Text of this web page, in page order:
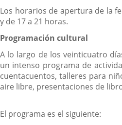
Los horarios de apertura de la
y de 17 a 21 horas.
Programación cultural
A lo largo de los veinticuatro
un intenso programa de
cuentacuentos, talleres para
aire libre, presentaciones de
El programa es el siguiente: